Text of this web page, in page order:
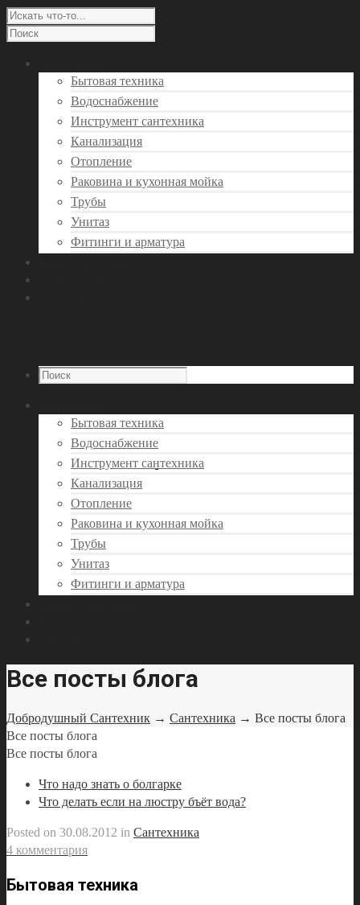
Бытовая техника
Водоснабжение
Инструмент сантехника
Канализация
Отопление
Раковина и кухонная мойка
Трубы
Унитаз
Фитинги и арматура
Бытовая техника
Водоснабжение
Инструмент сантехника
Канализация
Отопление
Раковина и кухонная мойка
Трубы
Унитаз
Фитинги и арматура
Все посты блога
Добродушный Сантехник → Сантехника → Все посты блога
Все посты блога
Все посты блога
Что надо знать о болгарке
Что делать если на люстру бъёт вода?
Posted on 30.08.2012 in Сантехника
4 комментария
Бытовая техника